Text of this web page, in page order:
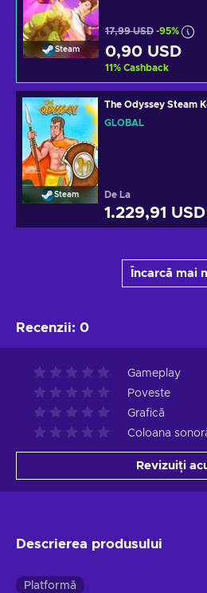
Steam
17,99 USD -95%
0,90 USD
11% Cashback
Steam
The Odyssey Steam
GLOBAL
De La
1.229,91 USD
Încarcă mai
Recenzii: 0
Gameplay
Poveste
Grafică
Coloana
Revizuiți
Descrierea produsului
Platformă